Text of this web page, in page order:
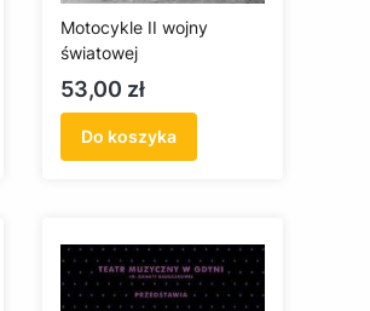
Motocykle II wojny
światowej
Cena
53,00 zł
Do koszyka